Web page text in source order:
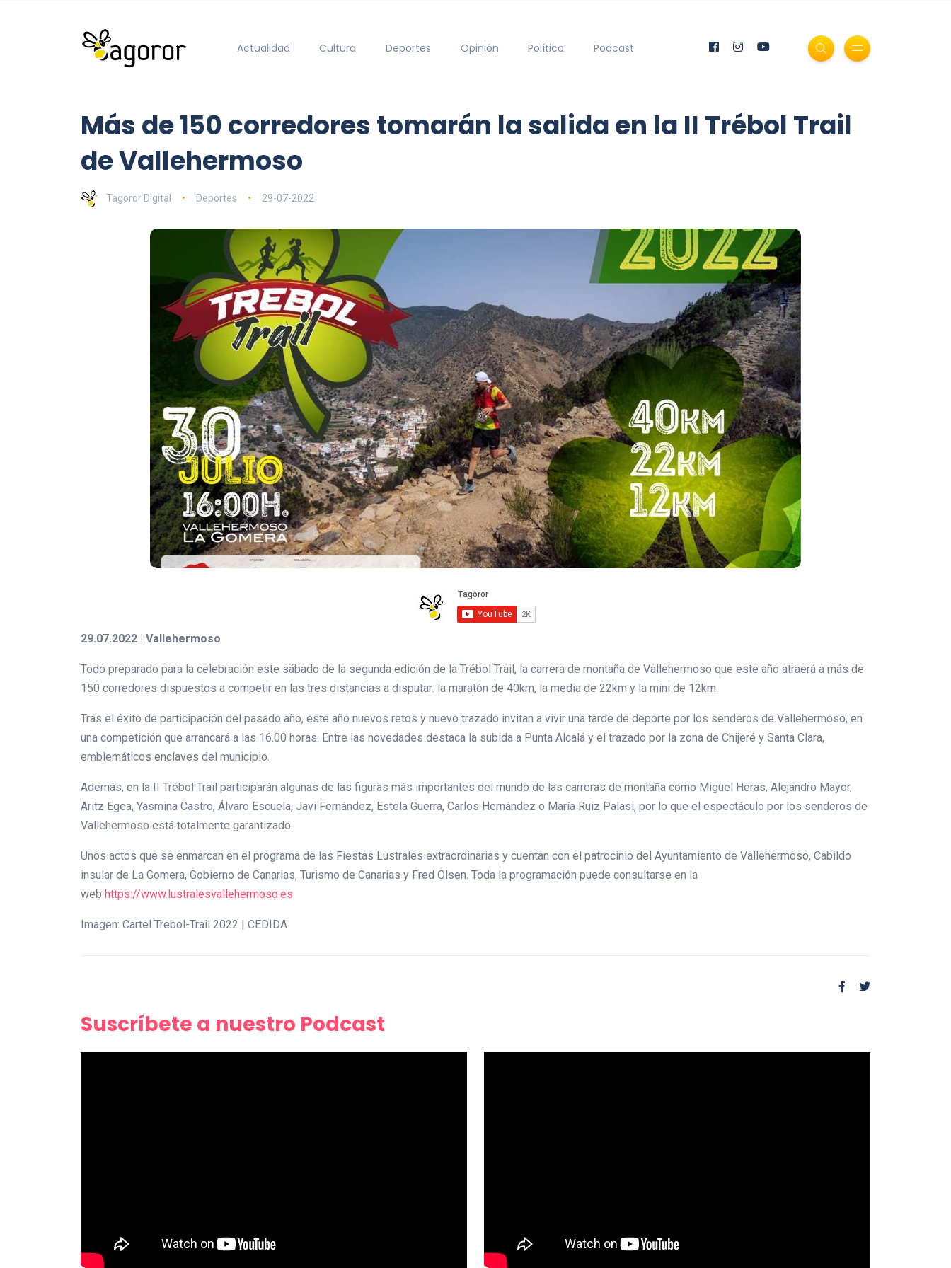
Actualidad Cultura Deportes Opinión Política Podcast
Más de 150 corredores tomarán la salida en la II Trébol Trail
de Vallehermoso
Tagoror Digital Deportes 29-07-2022
29.07.2022 | Vallehermoso
Todo preparado para la celebración este sábado de la segunda edición de la Trébol Trail, la carrera de montaña de Vallehermoso que este año atraerá a más de
150 corredores dispuestos a competir en las tres distancias a disputar: la maratón de 40km, la media de 22km y la mini de 12km.
Tras el éxito de participación del pasado año, este año nuevos retos y nuevo trazado invitan a vivir una tarde de deporte por los senderos de Vallehermoso, en
una competición que arrancará a las 16.00 horas. Entre las novedades destaca la subida a Punta Alcalá y el trazado por la zona de Chijeré y Santa Clara,
emblemáticos enclaves del municipio.
Además, en la II Trébol Trail participarán algunas de las figuras más importantes del mundo de las carreras de montaña como Miguel Heras, Alejandro Mayor,
Aritz Egea, Yasmina Castro, Álvaro Escuela, Javi Fernández, Estela Guerra, Carlos Hernández o María Ruiz Palasi, por lo que el espectáculo por los senderos de
Vallehermoso está totalmente garantizado.
Unos actos que se enmarcan en el programa de las Fiestas Lustrales extraordinarias y cuentan con el patrocinio del Ayuntamiento de Vallehermoso, Cabildo
insular de La Gomera, Gobierno de Canarias, Turismo de Canarias y Fred Olsen. Toda la programación puede consultarse en la
web https://www.lustralesvallehermoso.es
Imagen: Cartel Trebol-Trail 2022 | CEDIDA
Suscríbete a nuestro Podcast